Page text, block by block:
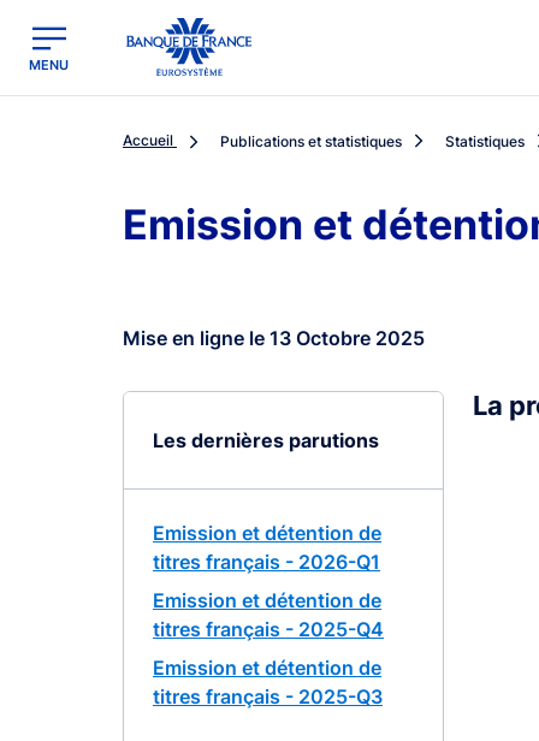
Banque de France - Menu Principal
MENU
Accueil Publications et statistiques Statistiques
Emission et
Mise en ligne le 13 Octobre 2025
Les dernières parutions
Emission et détention de
titres français - 2026-Q1
Emission et détention de
titres français - 2025-Q4
Emission et détention de
titres français - 2025-Q3
La